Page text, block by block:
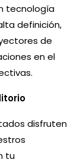
tecnología
definición,
de
en el
disfruten
tu